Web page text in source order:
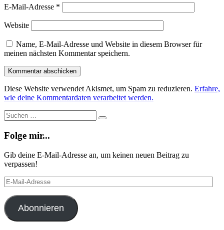
E-Mail-Adresse *
Website
Name, E-Mail-Adresse und Website in diesem Browser für
meinen nächsten Kommentar speichern.
Diese Website verwendet Akismet, um Spam zu reduzieren. Erfahre,
wie deine Kommentardaten verarbeitet werden.
Suche
Suchen
Folge mir...
Gib deine E-Mail-Adresse an, um keinen neuen Beitrag zu
verpassen!
E-
Mail-
Adresse
Abonnieren